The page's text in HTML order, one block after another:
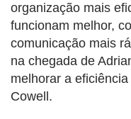
organização mais
funcionam melhor,
comunicação mais
na chegada de
melhorar a
Cowell.